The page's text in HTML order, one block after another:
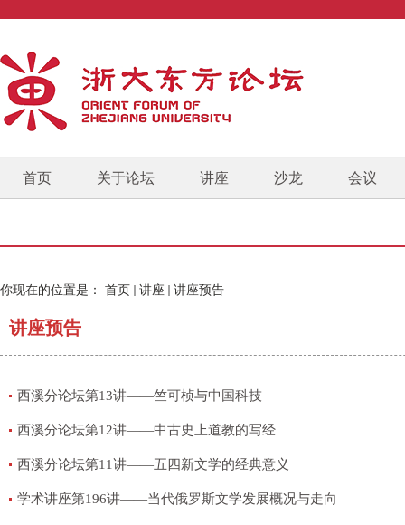
首页 关于论坛 讲座 沙龙 会议
你现在的位置是： 首页 讲座 讲座预告
讲座预告
西溪分论坛第13讲——竺可桢与中国科技
西溪分论坛第12讲——中古史上道教的写经
西溪分论坛第11讲——五四新文学的经典意义
学术讲座第196讲——当代俄罗斯文学发展概况与走向